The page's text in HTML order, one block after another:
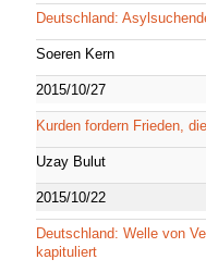
Deutschland:
Soeren Kern
2015/10/27
Kurden fordern Frieden,
Uzay Bulut
2015/10/22
Deutschland: Welle von
kapituliert